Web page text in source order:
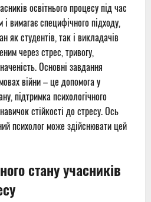
освітнього процесу під час
вимагає специфічного підходу,
як студентів, так і викладачів
через стрес, тривогу,
Основні завдання
війни – це допомога у
підтримка психологічного
стійкості до стресу. Ось
психолог може здійснювати цей
стану учасників